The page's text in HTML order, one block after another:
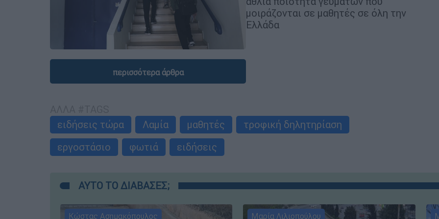
μοιράζονται σε μαθητές σε όλη την
Ελλάδα
περισσότερα άρθρα
ειδήσεις τώρα
Λαμία μαθητές
τροφική δηλητηρίαση
εργοστάσιο
φωτιά ειδήσεις
ΑΥΤΟ ΤΟ ΔΙΑΒΑΣΕΣ;
Κώστας Ασημακόπουλος Μαρία Λιλιοπούλου